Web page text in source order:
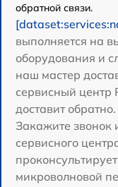
обратной связи.
выполняется на
оборудования и
наш мастер
сервисный центр
доставит обратно.
Закажите звонок
сервисного
микроволновой